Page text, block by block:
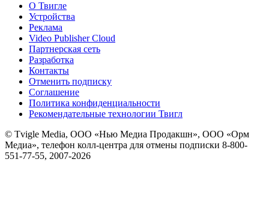
О Твигле
Устройства
Реклама
Video Publisher Cloud
Партнерская сеть
Разработка
Контакты
Отменить подписку
Соглашение
Политика конфиденциальности
Рекомендательные технологии Твигл
© Tvigle Media, ООО «Нью Медиа Продакшн», ООО «Орм
Медиа», телефон колл-центра для отмены подписки 8-800-
551-77-55, 2007-2026